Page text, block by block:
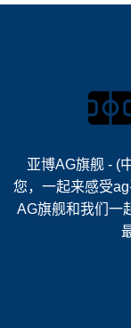
亚博AG旗舰 - (
您，一起来感受
AG旗舰和我们一